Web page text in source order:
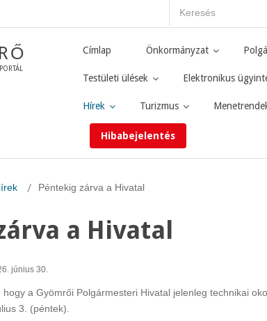
Címlap Önkormányzat
Testületi ülések Elektronikus
Hírek Turizmus
Hibabejelentés
Péntekig zárva a Hivatal
a Hivatal
június 30.
a Gyömrői Polgármesteri Hivatal jelenleg technikai
3. (péntek).